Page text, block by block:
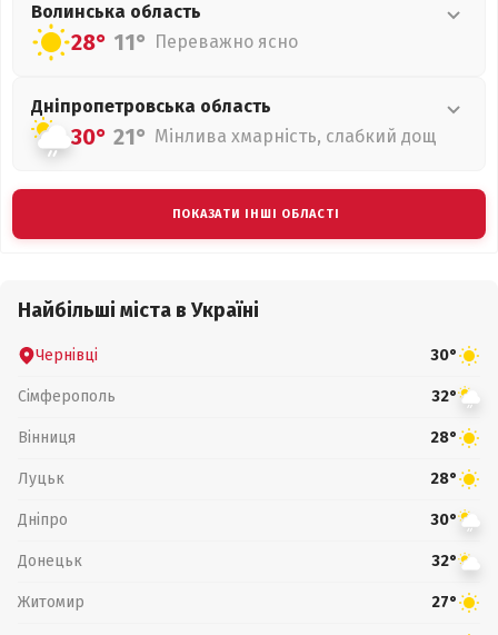
Волинська область
28° 11° Переважно ясно
Дніпропетровська область
30° 21° Мінлива хмарність, слабкий дощ
ПОКАЗАТИ ІНШІ ОБЛАСТІ
Найбільші міста в Україні
Чернівці 30°
Сімферополь 32°
Вінниця 28°
Луцьк 28°
Дніпро 30°
Донецьк 32°
Житомир 27°